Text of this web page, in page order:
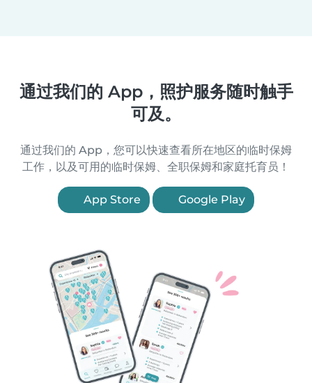
通过我们的 App，照护服务随时触手
可及。
通过我们的 App，您可以快速查看所在地区的临时保姆
工作，以及可用的临时保姆、全职保姆和家庭托育员！
App Store Google Play